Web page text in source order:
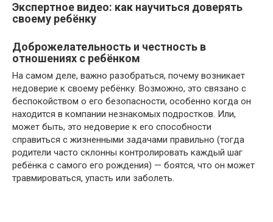
Экспертное видео: как научиться доверять
своему ребёнку
Доброжелательность и честность в
отношениях с ребёнком
На самом деле, важно разобраться, почему возникает
недоверие к своему ребёнку. Возможно, это связано с
беспокойством о его безопасности, особенно когда он
находится в компании незнакомых подростков. Или,
может быть, это недоверие к его способности
справиться с жизненными задачами правильно (тогда
родители часто склонны контролировать каждый шаг
ребёнка с самого его рождения) — боятся, что он может
травмироваться, упасть или заболеть.